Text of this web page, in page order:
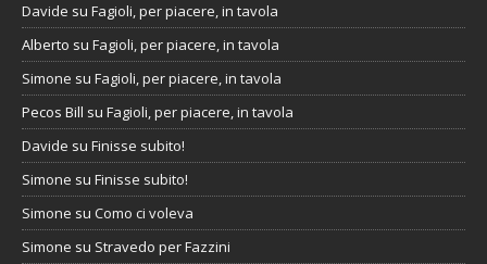
Davide su Fagioli, per piacere, in tavola
Alberto su Fagioli, per piacere, in tavola
Simone su Fagioli, per piacere, in tavola
Pecos Bill su Fagioli, per piacere, in tavola
Davide su Finisse subito!
Simone su Finisse subito!
Simone su Como ci voleva
Simone su Stravedo per Fazzini